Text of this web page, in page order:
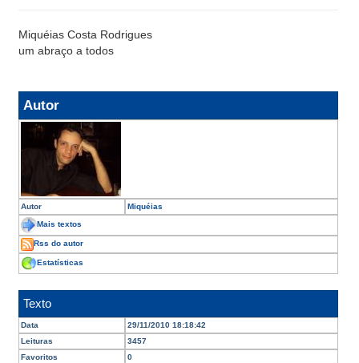
Miquéias Costa Rodrigues
um abraço a todos
Autor
Autor Miquéias
Mais textos
Rss do autor
Estatísticas
Texto
Data
29/11/2010 18:18:42
Leituras
3457
Favoritos
0